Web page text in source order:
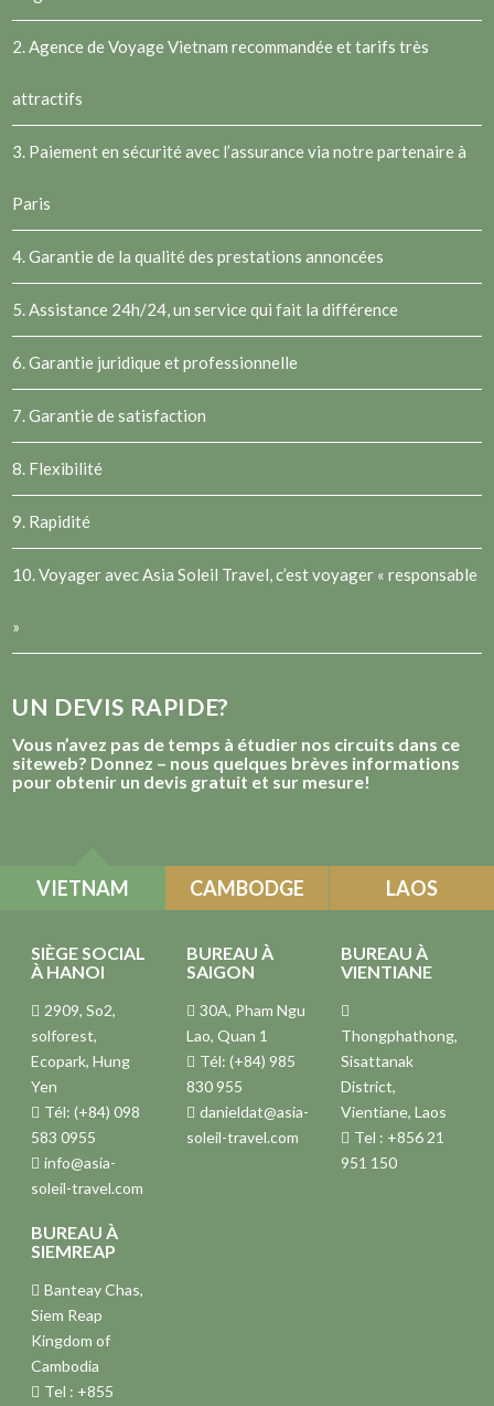
2. Agence de Voyage Vietnam recommandée et tarifs très
attractifs
3. Paiement en sécurité avec l’assurance via notre partenaire à
Paris
4. Garantie de la qualité des prestations annoncées
5. Assistance 24h/24, un service qui fait la différence
6. Garantie juridique et professionnelle
7. Garantie de satisfaction
8. Flexibilité
9. Rapidité
10. Voyager avec Asia Soleil Travel, c’est voyager « responsable
»
UN DEVIS RAPIDE?
Vous n’avez pas de temps à étudier nos circuits dans ce
siteweb? Donnez – nous quelques brèves informations
pour obtenir un devis gratuit et sur mesure!
VIETNAM CAMBODGE LAOS
SIÈGE SOCIAL
À HANOI
2909, So2,
solforest,
Ecopark, Hung
Yen
Tél: (+84) 098
583 0955
info@asia-
soleil-travel.com
BUREAU À
SAIGON
30A, Pham Ngu
Lao, Quan 1
Tél: (+84) 985
830 955
danieldat@asia-
soleil-travel.com
BUREAU À
VIENTIANE
Thongphathong,
Sisattanak
District,
Vientiane, Laos
Tel : +856 21
951 150
BUREAU À
SIEMREAP
Banteay Chas,
Siem Reap
Kingdom of
Cambodia
Tel : +855